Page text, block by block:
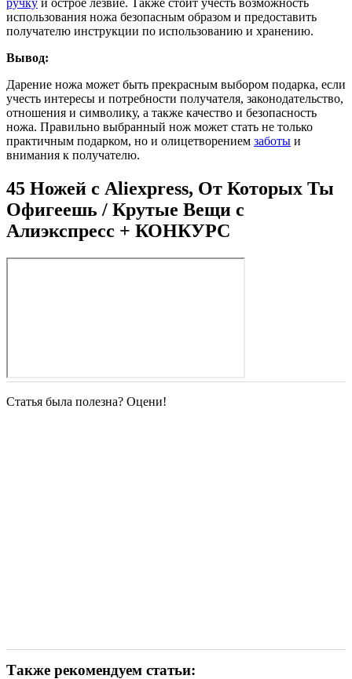
ручку и острое лезвие. Также стоит учесть возможность
использования ножа безопасным образом и предоставить
получателю инструкции по использованию и хранению.
Вывод:
Дарение ножа может быть прекрасным выбором подарка, если
учесть интересы и потребности получателя, законодательство,
отношения и символику, а также качество и безопасность
ножа. Правильно выбранный нож может стать не только
практичным подарком, но и олицетворением заботы и
внимания к получателю.
45 Ножей с Aliexpress, От Которых Ты
Офигеешь / Крутые Вещи с
Алиэкспресс + КОНКУРС
Статья была полезна? Оцени!
Также рекомендуем статьи: